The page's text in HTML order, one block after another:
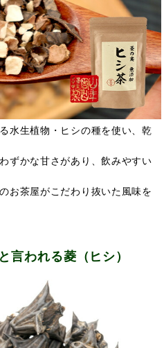
水生植物・ヒシの種を使い、乾
ずかな甘さがあり、飲みやすい
お茶屋がこだわり抜いた風味を
言われる菱（ヒシ）